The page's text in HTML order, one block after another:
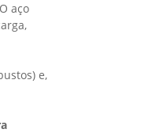
aço
e,